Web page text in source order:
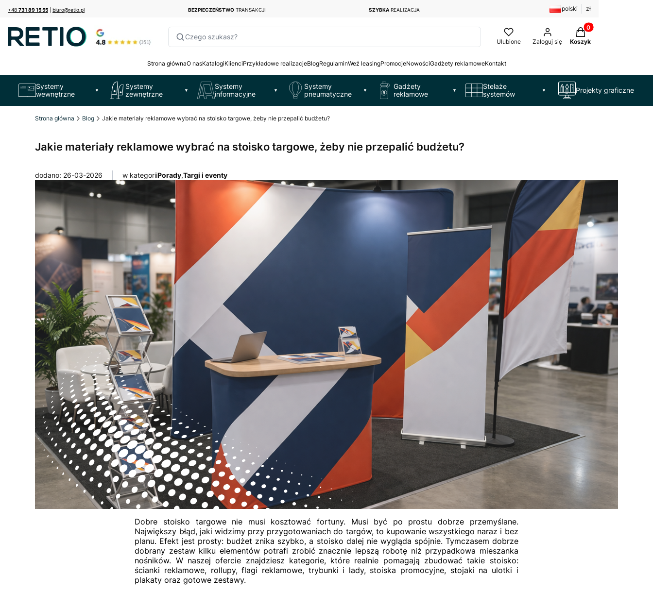
+48 731 89 15 55 biuro@retio.pl BEZPIECZEŃSTWO TRANSAKCJI SZYBKAREALIZACJA polski zł
Czego szukasz?
Ulubione Zaloguj się
Produkty w koszyku:
Koszyk
Strona głównaO nasKatalogiKlienciPrzykładowe realizacjeBlogRegulaminWeź leasingPromocjeNowościGadżety reklamoweKontakt
Systemy
wewnętrzne
▼
Systemy
zewnętrzne
▼
Systemy
informacyjne
▼
Systemy
pneumatyczne
▼
Gadżety
reklamowe
▼
Stelaże
systemów
▼ Projekty graficzne
Strona główna Blog Jakie materiały reklamowe wybrać na stoisko targowe, żeby nie przepalić budżetu?
Jakie materiały reklamowe wybrać na stoisko targowe, żeby nie przepalić budżetu?
dodano: 26-03-2026 w kategoriiPorady,Targi i eventy
Dobre stoisko targowe nie musi kosztować fortuny. Musi być po prostu dobrze przemyślane.
Największy błąd, jaki widzimy przy przygotowaniach do targów, to kupowanie wszystkiego naraz i bez
planu. Efekt jest prosty: budżet znika szybko, a stoisko dalej nie wygląda spójnie. Tymczasem dobrze
dobrany zestaw kilku elementów potrafi zrobić znacznie lepszą robotę niż przypadkowa mieszanka
nośników. W naszej ofercie znajdziesz kategorie, które realnie pomagają zbudować takie stoisko:
ścianki reklamowe, rollupy, flagi reklamowe, trybunki i lady, stoiska promocyjne, stojaki na ulotki i
plakaty oraz gotowe zestawy.